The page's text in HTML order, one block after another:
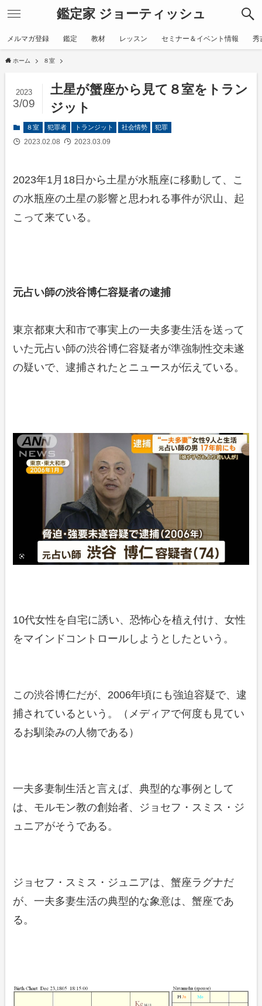
鑑定家 ジョーティッシュ
メルマガ登録 鑑定 教材 レッスン セミナー＆イベント情報 秀
ホーム ８室
土星が蟹座から見て８室をトラン
ジット
2023
3/09
８室 犯罪者 トランジット 社会情勢 犯罪
2023.02.08 2023.03.09
2023年1月18日から土星が水瓶座に移動して、こ
の水瓶座の土星の影響と思われる事件が沢山、起
こって来ている。
元占い師の渋谷博仁容疑者の逮捕
東京都東大和市で事実上の一夫多妻生活を送って
いた元占い師の渋谷博仁容疑者が準強制性交未遂
の疑いで、逮捕されたとニュースが伝えている。
10代女性を自宅に誘い、恐怖心を植え付け、女性
をマインドコントロールしようとしたという。
この渋谷博仁だが、2006年頃にも強迫容疑で、逮
捕されているという。（メディアで何度も見てい
るお馴染みの人物である）
一夫多妻制生活と言えば、典型的な事例として
は、モルモン教の創始者、ジョセフ・スミス・ジ
ュニアがそうである。
ジョセフ・スミス・ジュニアは、蟹座ラグナだ
が、一夫多妻生活の典型的な象意は、蟹座であ
る。